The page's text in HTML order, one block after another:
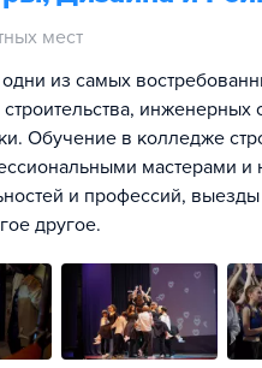
мест
из самых
Обучение в колледже
мастерами
и профессий,
другое.